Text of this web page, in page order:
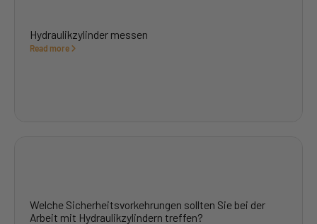
Hydraulikzylinder messen
Read more
Welche Sicherheitsvorkehrungen sollten Sie bei der
Arbeit mit Hydraulikzylindern treffen?